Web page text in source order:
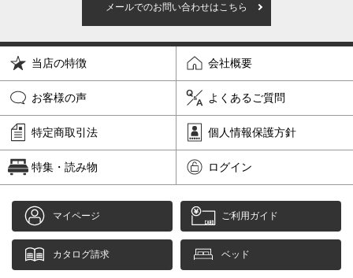
メールでのお問い合わせはこちら
当店の特徴 会社概要
お客様の声 よくあるご質問
特定商取引法 個人情報保護方針
特集・読み物 ログイン
マイページ ご利用ガイド
カタログ請求 ベッド